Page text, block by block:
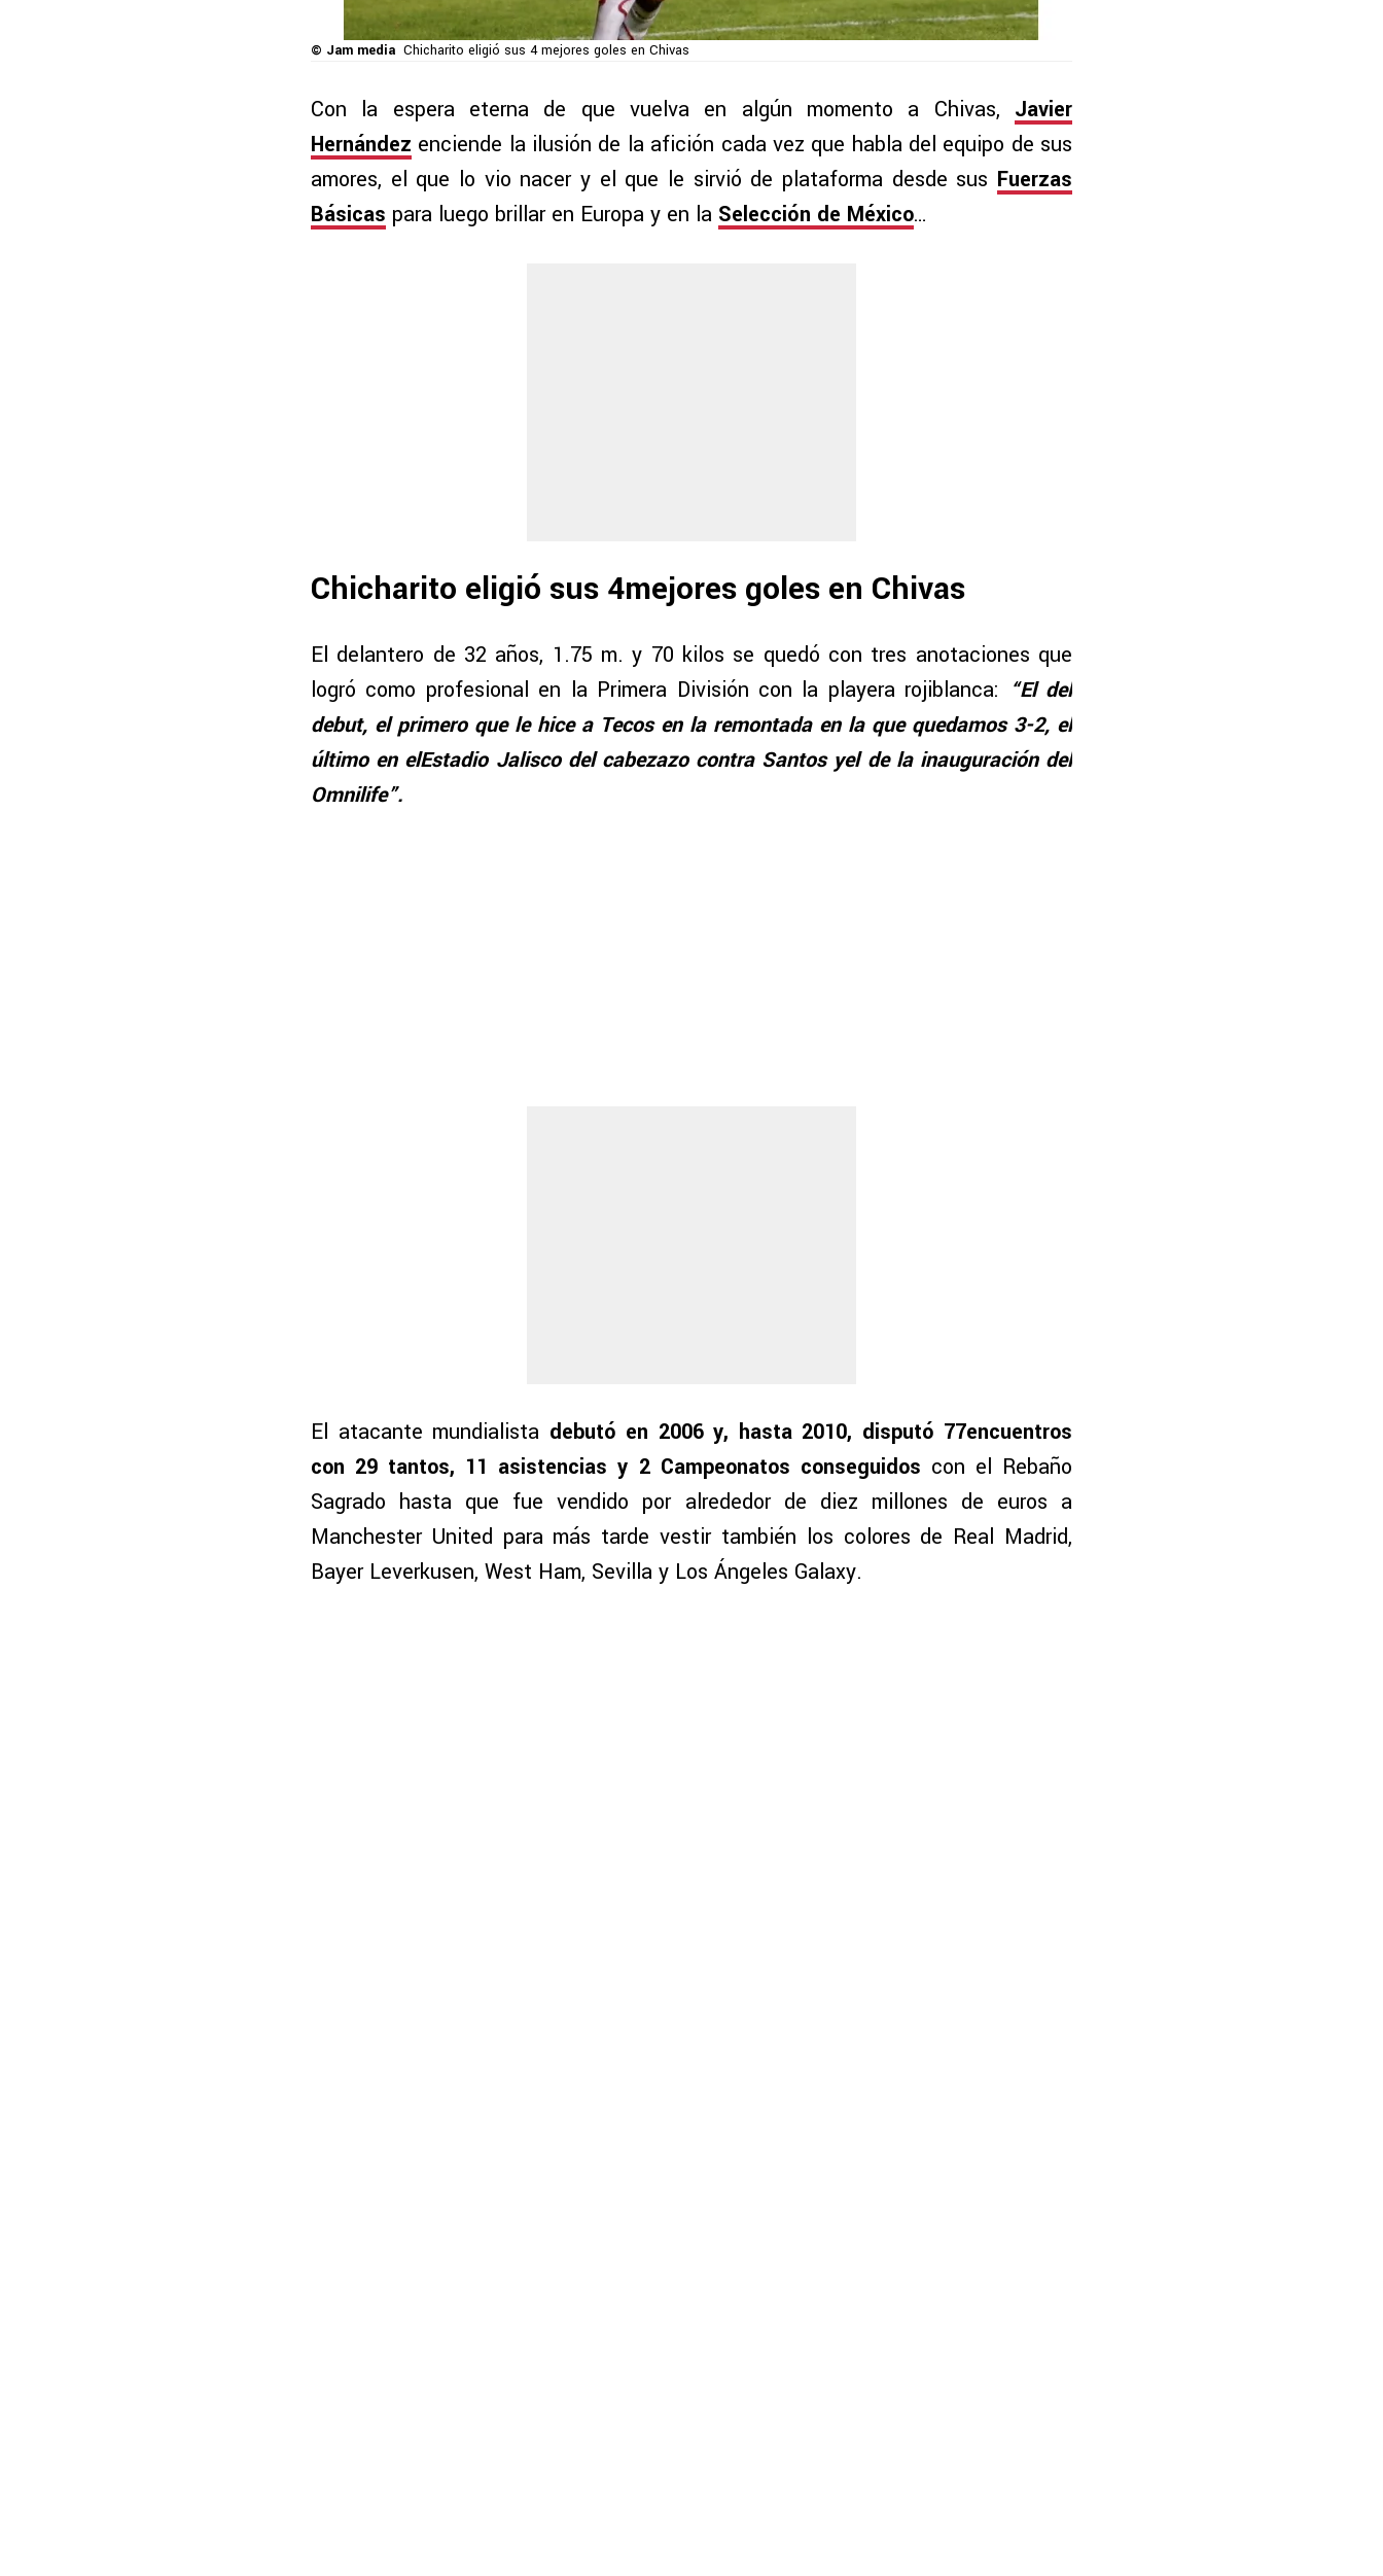
© Jam media Chicharito eligió sus 4 mejores goles en Chivas
Con la espera eterna de que vuelva en algún momento a Chivas, Javier
Hernández enciende la ilusión de la afición cada vez que habla del equipo de sus
amores, el que lo vio nacer y el que le sirvió de plataforma desde sus Fuerzas
Básicas para luego brillar en Europa y en la Selección de México…
Chicharito eligió sus 4mejores goles en Chivas
El delantero de 32 años, 1.75 m. y 70 kilos se quedó con tres anotaciones que
logró como profesional en la Primera División con la playera rojiblanca: “El del
debut, el primero que le hice a Tecos en la remontada en la que quedamos 3-2, el
último en elEstadio Jalisco del cabezazo contra Santos yel de la inauguración del
Omnilife”.
El atacante mundialista debutó en 2006 y, hasta 2010, disputó 77encuentros
con 29 tantos, 11 asistencias y 2 Campeonatos conseguidos con el Rebaño
Sagrado hasta que fue vendido por alrededor de diez millones de euros a
Manchester United para más tarde vestir también los colores de Real Madrid,
Bayer Leverkusen, West Ham, Sevilla y Los Ángeles Galaxy.